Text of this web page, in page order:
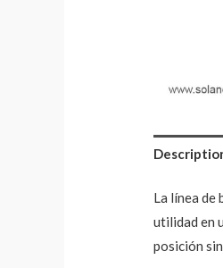
La línea de
utilidad en
posición